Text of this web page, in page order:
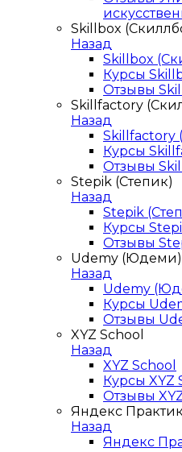
Skillbox
Назад
Skillbox
Курсы
Отзывы
Skillfactory
Назад
Skillfactory
Курсы
Отзывы
Stepik (Степик)
Назад
Stepik
Курсы
Отзывы
Udemy (Юдеми)
Назад
Udemy
Курсы
Отзывы
XYZ School
Назад
XYZ School
Курсы XYZ
Отзывы
Яндекс
Назад
Яндекс